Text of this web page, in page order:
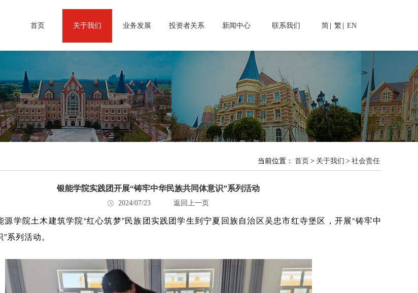
首页 关于我们 业务发展 投资者关系 新闻中心 联系我们 简 繁 EN
当前位置： 首页 > 关于我们 > 社会责任
银能学院实践团开展“铸牢中华民族共同体意识”系列活动
2024/07/23 返回上一页
源学院土木建筑学院“红心筑梦”民族团实践团学生到宁夏回族自治区吴忠市红寺堡区，开展“铸牢中
系列活动。